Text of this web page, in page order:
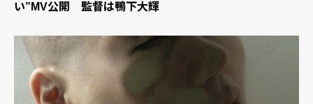
い”MV公開 監督は鴨下大輝